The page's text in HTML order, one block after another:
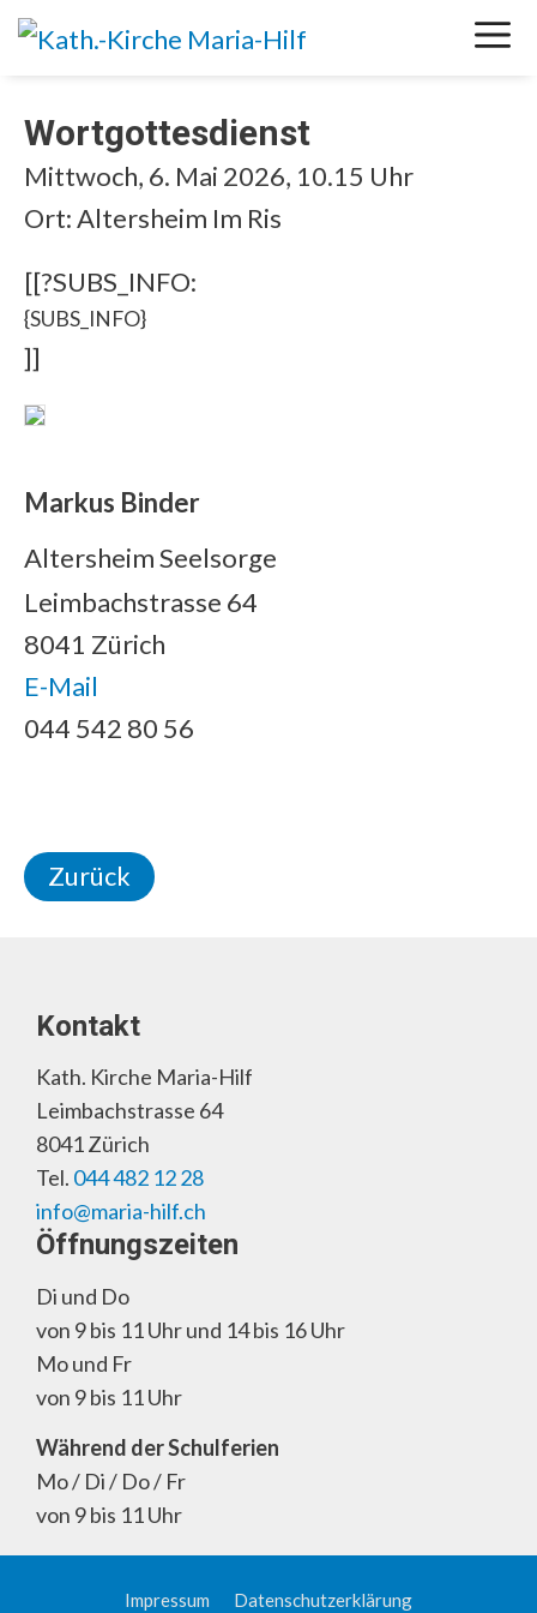
Springe
Wortgottesdienst
Mittwoch, 6. Mai 2026, 10.15 Uhr
Ort: Altersheim Im Ris
[[?SUBS_INFO:
{SUBS_INFO}
]]
Markus Binder
Altersheim Seelsorge
Leimbachstrasse 64
8041 Zürich
E-Mail
044 542 80 56
Zurück
Kontakt
Kath. Kirche Maria-Hilf
Leimbachstrasse 64
8041 Zürich
Tel. 044 482 12 28
info@maria-hilf.ch
Öffnungszeiten
Di und Do
von 9 bis 11 Uhr und 14 bis 16 Uhr
Mo und Fr
von 9 bis 11 Uhr
Während der Schulferien
Mo / Di / Do / Fr
von 9 bis 11 Uhr
Impressum Datenschutzerklärung